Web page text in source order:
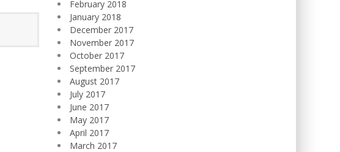
February 2018
January 2018
December 2017
November 2017
October 2017
September 2017
August 2017
July 2017
June 2017
May 2017
April 2017
March 2017